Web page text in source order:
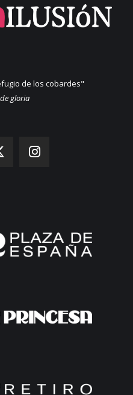
de los cobardes"
gloria